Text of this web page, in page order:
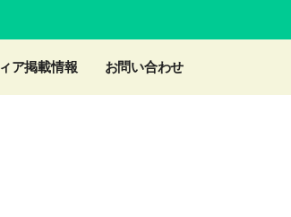
ア掲載情報 お問い合わせ